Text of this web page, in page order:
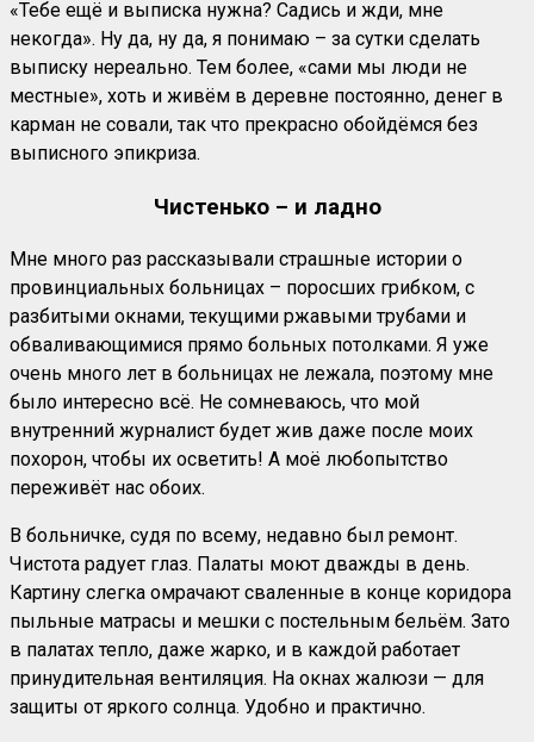
«Тебе ещё и выписка нужна? Садись и жди, мне
некогда». Ну да, ну да, я понимаю – за сутки сделать
выписку нереально. Тем более, «сами мы люди не
местные», хоть и живём в деревне постоянно, денег в
карман не совали, так что прекрасно обойдёмся без
выписного эпикриза.
Чистенько – и ладно
Мне много раз рассказывали страшные истории о
провинциальных больницах – поросших грибком, с
разбитыми окнами, текущими ржавыми трубами и
обваливающимися прямо больных потолками. Я уже
очень много лет в больницах не лежала, поэтому мне
было интересно всё. Не сомневаюсь, что мой
внутренний журналист будет жив даже после моих
похорон, чтобы их осветить! А моё любопытство
переживёт нас обоих.
В больничке, судя по всему, недавно был ремонт.
Чистота радует глаз. Палаты моют дважды в день.
Картину слегка омрачают сваленные в конце коридора
пыльные матрасы и мешки с постельным бельём. Зато
в палатах тепло, даже жарко, и в каждой работает
принудительная вентиляция. На окнах жалюзи — для
защиты от яркого солнца. Удобно и практично.